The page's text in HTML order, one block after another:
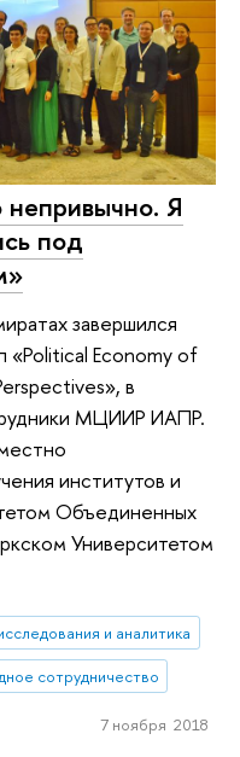
Я
под
завершился
«Political Economy of
в
МЦИИР ИАПР.
институтов и
Объединенных
Университетом
и аналитика
сотрудничество
7 ноября 2018